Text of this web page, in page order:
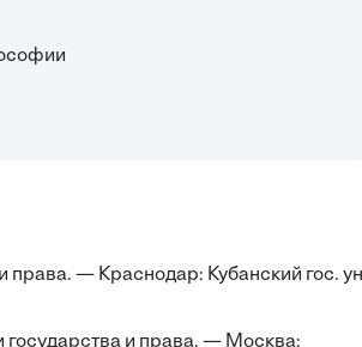
— Краснодар: Кубанский гос.
и права. — Москва: